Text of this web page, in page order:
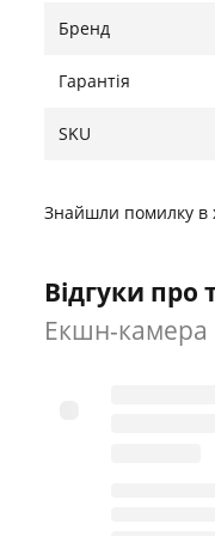
Бренд
Гарантія
SKU
Знайшли помилку в
Відгуки про
Екшн-камера